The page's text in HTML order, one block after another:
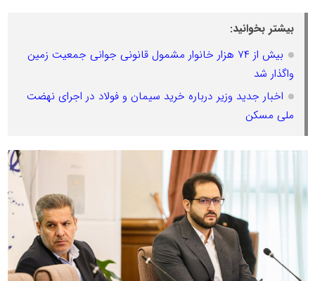
بیشتر بخوانید:
بیش از ۷۴ هزار خانوار مشمول قانونی جوانی جمعیت زمین
واگذار شد
اخبار جدید وزیر درباره خرید سیمان و فولاد در اجرای نهضت
ملی مسکن